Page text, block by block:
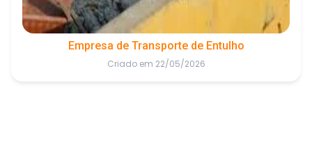
Empresa de Transporte de Entulho
Criado em 22/05/2026